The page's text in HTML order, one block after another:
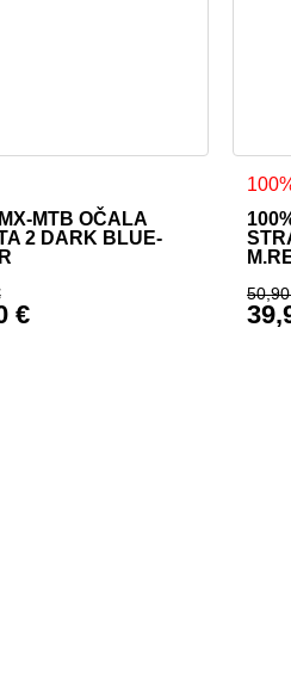
MTB OČALA
2 DARK BLUE-
cena je bila: 40,90 €.
€